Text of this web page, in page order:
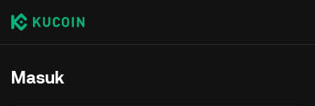
Masuk